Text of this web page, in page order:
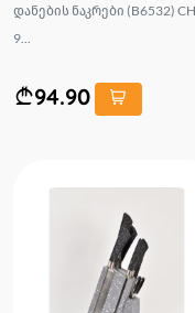
დანების ნაკრები (B6532)
9...
94.90